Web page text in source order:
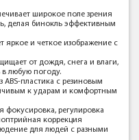
широкое поле зрения
делая бинокль эффективным
яркое и четкое изображение с
от дождя, снега и влаги,
в любую погоду.
ABS-пластика с резиновым
к ударам и комфортным
фокусировка, регулировка
коррекция
для людей с разными